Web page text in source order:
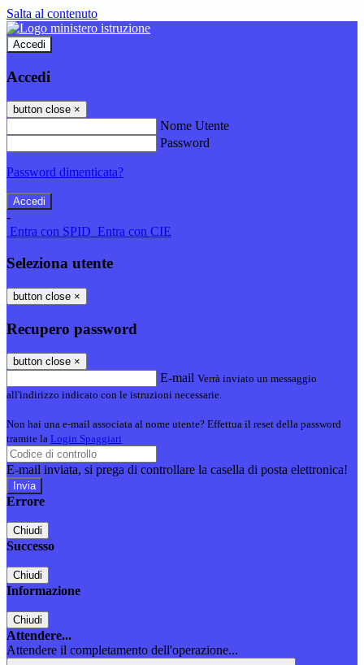
Salta al contenuto
Accedi
Accedi
button close ×
Nome Utente
Password
Password dimenticata?
-
Entra con SPID Entra con CIE
Seleziona utente
button close ×
Recupero password
button close ×
E-mail Verrà inviato un messaggio
all'indirizzo indicato con le istruzioni necessarie.
Non hai una e-mail associata al nome utente? Effettua il reset della password
tramite la Login Spaggiari
E-mail inviata, si prega di controllare la casella di posta elettronica!
Errore
Chiudi
Successo
Chiudi
Informazione
Chiudi
Attendere...
Attendere il completamento dell'operazione...